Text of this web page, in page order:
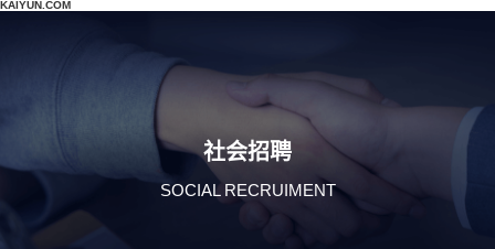
KAIYUN.COM
社会招聘
SOCIAL RECRUIMENT